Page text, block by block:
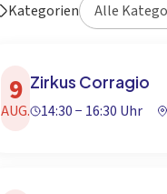
Kategorien
9
AUG.
Zirkus Corragio
14:30 − 16:30 Uhr